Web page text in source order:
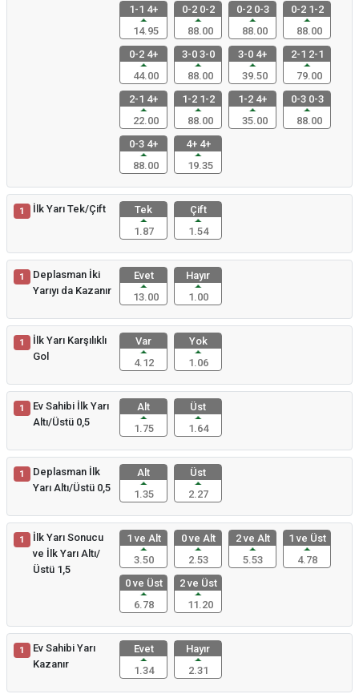
1-1 4+
14.95
0-2 0-2
88.00
0-2 0-3
88.00
0-2 1-2
88.00
0-2 4+
44.00
3-0 3-0
88.00
3-0 4+
39.50
2-1 2-1
79.00
2-1 4+
22.00
1-2 1-2
88.00
1-2 4+
35.00
0-3 0-3
88.00
0-3 4+
88.00
4+ 4+
19.35
1 İlk Yarı Tek/Çift
Tek
1.87
Çift
1.54
1
Deplasman İki
Yarıyı da Kazanır
Evet
13.00
Hayır
1.00
1
İlk Yarı Karşılıklı
Gol
Var
4.12
Yok
1.06
1
Ev Sahibi İlk Yarı
Altı/Üstü 0,5
Alt
1.75
Üst
1.64
1
Deplasman İlk
Yarı Altı/Üstü 0,5
Alt
1.35
Üst
2.27
1
İlk Yarı Sonucu
ve İlk Yarı Altı/
Üstü 1,5
1 ve Alt
3.50
0 ve Alt
2.53
2 ve Alt
5.53
1 ve Üst
4.78
0 ve Üst
6.78
2 ve Üst
11.20
1
Ev Sahibi Yarı
Kazanır
Evet
1.34
Hayır
2.31